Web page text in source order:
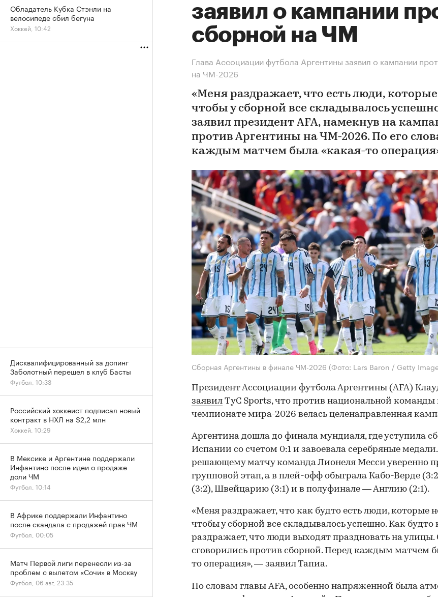
заявил о кампании
сборной на ЧМ
Глава Ассоциации футбола Аргентины заявил о кампании
на ЧМ-2026
«Меня раздражает, что есть люди, которые
чтобы у сборной все складывалось
заявил президент AFA, намекнув на
против Аргентины на ЧМ-2026. По его
каждым матчем была «какая-то
Сборная Аргентины в финале ЧМ-2026 (Фото: Lars Baron / Getty
Президент Ассоциации футбола Аргентины (AFA)
заявил TyC Sports, что против национальной команды
чемпионате мира-2026 велась целенаправленная
Аргентина дошла до финала мундиаля, где уступила
Испании со счетом 0:1 и завоевала серебряные
решающему матчу команда Лионеля Месси уверенно
групповой этап, а в плей-офф обыграла Кабо-Верде
(3:2), Швейцарию (3:1) и в полуфинале — Англию (2:1).
«Меня раздражает, что как будто есть люди, которые
чтобы у сборной все складывалось успешно. Как будто
раздражает, что люди выходят праздновать на улицы.
сговорились против сборной. Перед каждым матчем
то операция», — заявил Тапиа.
По словам главы AFA, особенно напряженной была
Обладатель Кубка Стэнли на
велосипеде сбил бегуна
Хоккей, 10:42
Дисквалифицированный за допинг
Заболотный перешел в клуб Басты
Футбол, 10:33
Российский хоккеист подписал новый
контракт в НХЛ на $2,2 млн
Хоккей, 10:29
В Мексике и Аргентине поддержали
Инфантино после идеи о продаже
доли ЧМ
Футбол, 10:14
В Африке поддержали Инфантино
после скандала с продажей прав ЧМ
Футбол, 00:05
Матч Первой лиги перенесли из-за
проблем с вылетом «Сочи» в Москву
Футбол, 06 авг, 23:35